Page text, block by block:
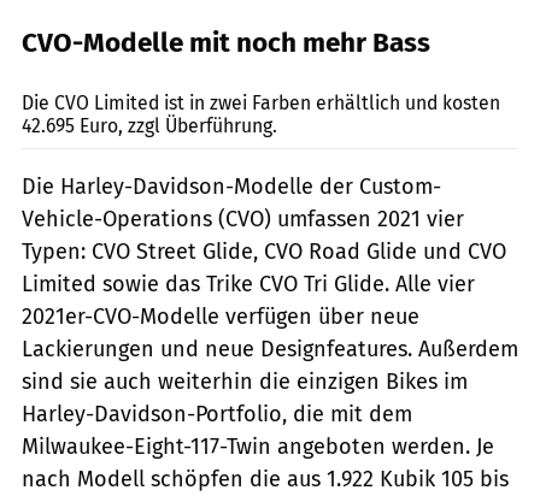
CVO-Modelle mit noch mehr Bass
Die CVO Limited ist in zwei Farben erhältlich und kosten
42.695 Euro, zzgl Überführung.
Die Harley-Davidson-Modelle der Custom-
Vehicle-Operations (CVO) umfassen 2021 vier
Typen: CVO Street Glide, CVO Road Glide und CVO
Limited sowie das Trike CVO Tri Glide. Alle vier
2021er-CVO-Modelle verfügen über neue
Lackierungen und neue Designfeatures. Außerdem
sind sie auch weiterhin die einzigen Bikes im
Harley-Davidson-Portfolio, die mit dem
Milwaukee-Eight-117-Twin angeboten werden. Je
nach Modell schöpfen die aus 1.922 Kubik 105 bis